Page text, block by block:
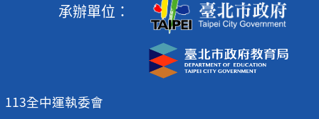
承辦單位：
113全中運執委會